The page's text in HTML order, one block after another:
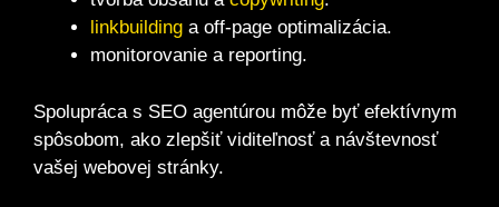
linkbuilding a off-page optimalizácia.
monitorovanie a reporting.
Spolupráca s SEO agentúrou môže byť efektívnym
spôsobom, ako zlepšiť viditeľnosť a návštevnosť
vašej webovej stránky.